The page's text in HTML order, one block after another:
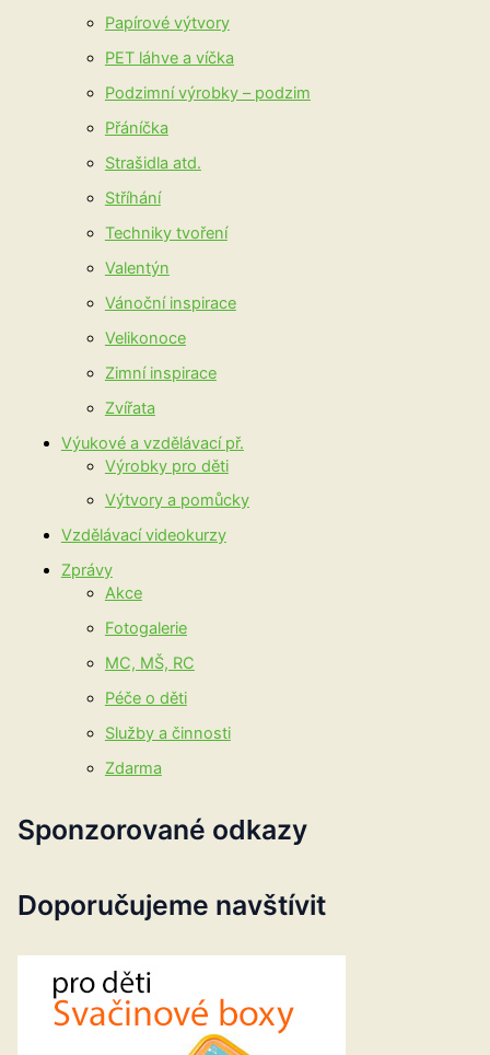
Papírové výtvory
PET láhve a víčka
Podzimní výrobky – podzim
Přáníčka
Strašidla atd.
Stříhání
Techniky tvoření
Valentýn
Vánoční inspirace
Velikonoce
Zimní inspirace
Zvířata
Výukové a vzdělávací př.
Výrobky pro děti
Výtvory a pomůcky
Vzdělávací videokurzy
Zprávy
Akce
Fotogalerie
MC, MŠ, RC
Péče o děti
Služby a činnosti
Zdarma
Sponzorované odkazy
Doporučujeme navštívit